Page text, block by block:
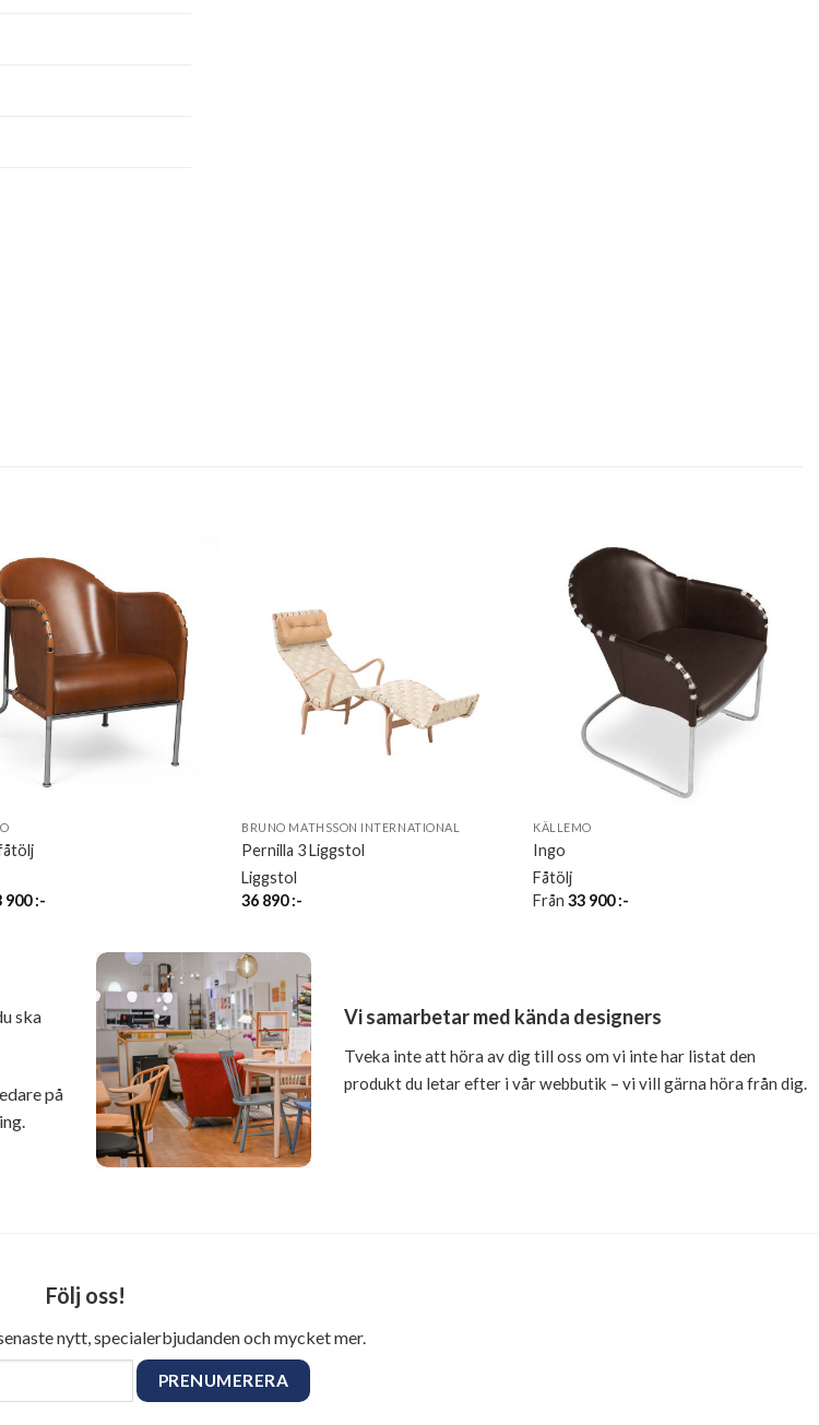
900:-
BRUNO MATHSSON INTERNATIONAL
Pernilla 3 Liggstol
Liggstol
36 890:-
KÄLLEMO
Ingo
Fåtölj
Från 33 900:-
ska
på
Vi samarbetar med kända designers
Tveka inte att höra av dig till oss om vi inte har listat den
produkt du letar efter i vår webbutik – vi vill gärna höra från dig.
Följ oss!
nytt, specialerbjudanden och mycket mer.